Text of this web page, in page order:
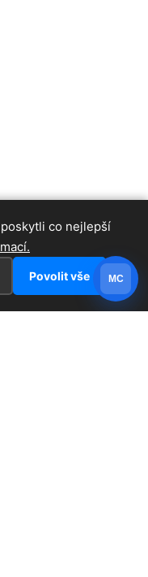
co nejlepší
Povolit vše MC